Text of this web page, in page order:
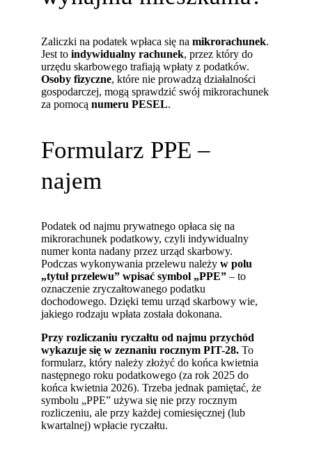
Zaliczki na podatek wpłaca się namikrorachunek.
Jest toindywidualny rachunek, przez który do
urzędu skarbowego trafiają wpłaty z podatków.
Osoby fizyczne, które nie prowadzą działalności
gospodarczej, mogą sprawdzić swój mikrorachunek
za pomocąnumeru PESEL.
Formularz PPE –
najem
Podatek od najmu prywatnego opłaca się na
mikrorachunek podatkowy, czyli indywidualny
numer konta nadany przez urząd skarbowy.
Podczas wykonywania przelewu należyw polu
„tytuł przelewu” wpisać symbol „PPE” – to
oznaczenie zryczałtowanego podatku
dochodowego. Dzięki temu urząd skarbowy wie,
jakiego rodzaju wpłata została dokonana.
Przy rozliczaniu ryczałtu od najmu przychód
wykazuje się w zeznaniu rocznym PIT-28. To
formularz, który należy złożyć do końca kwietnia
następnego roku podatkowego (za rok 2025 do
końca kwietnia 2026). Trzeba jednak pamiętać, że
symbolu „PPE” używa się nie przy rocznym
rozliczeniu, ale przy każdej comiesięcznej (lub
kwartalnej) wpłacie ryczałtu.